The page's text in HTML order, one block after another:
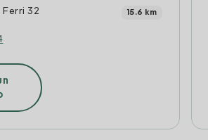
32
15.6 km